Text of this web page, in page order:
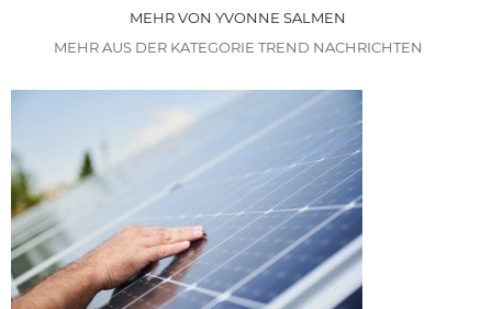
MEHR VON YVONNE SALMEN
MEHR AUS DER KATEGORIE TREND NACHRICHTEN